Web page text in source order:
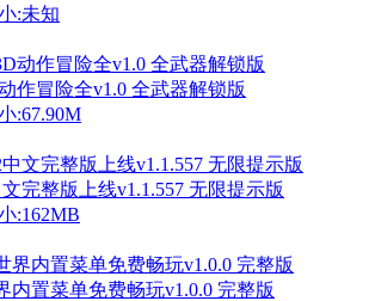
:未知
作冒险全v1.0 全武器解锁版
:67.90M
完整版上线v1.1.557 无限提示版
:162MB
内置菜单免费畅玩v1.0.0 完整版